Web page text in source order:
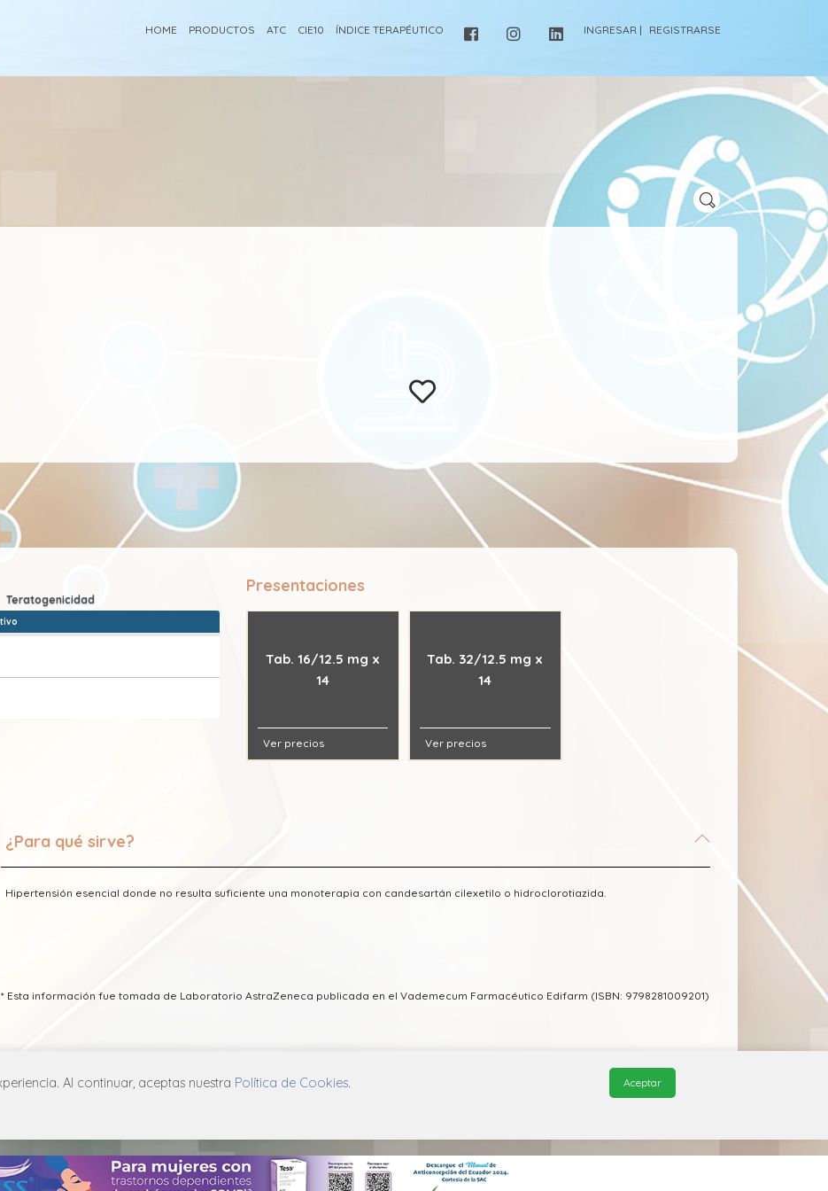
HOME PRODUCTOS ATC CIE10 ÍNDICE TERAPÉUTICO INGRESAR | REGISTRARSE
Presentaciones
Tab. 16/12.5 mg x
14
Ver precios
Tab. 32/12.5 mg x
14
Ver precios
¿Para qué sirve?
Hipertensión esencial donde no resulta suficiente una monoterapia con candesartán cilexetilo o hidroclorotiazida.
* Esta información fue tomada de Laboratorio AstraZeneca publicada en el Vademecum Farmacéutico Edifarm (ISBN: 9798281009201)
POLÍTICA DE PRIVACIDAD POLÍTICA DE COOKIES © 2026, QuickMed de
Al continuar, aceptas nuestra Política de Cookies. Aceptar